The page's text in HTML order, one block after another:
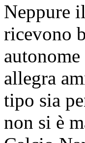
Neppure
ricevono
allegra
tipo sia
non si è